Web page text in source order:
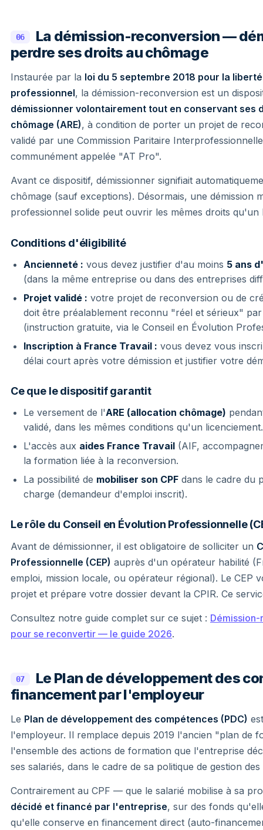
06
La démission-reconversion —
perdre ses droits au chômage
Instaurée par la loi du 5 septembre 2018 pour la
professionnel, la démission-reconversion est un
démissionner volontairement tout en conservant ses
chômage (ARE), à condition de porter un projet de
validé par une Commission Paritaire
communément appelée "AT Pro".
Avant ce dispositif, démissionner signifiait
chômage (sauf exceptions). Désormais, une démission
professionnel solide peut ouvrir les mêmes droits qu'un
Conditions d'éligibilité
Ancienneté : vous devez justifier d'au moins 5 ans
(dans la même entreprise ou dans des entreprises
Projet validé : votre projet de reconversion ou de
doit être préalablement reconnu "réel et sérieux"
(instruction gratuite, via le Conseil en Évolution
Inscription à France Travail : vous devez vous
délai court après votre démission et justifier votre
Ce que le dispositif garantit
Le versement de l'ARE (allocation chômage)
validé, dans les mêmes conditions qu'un licenciement.
L'accès aux aides France Travail (AIF,
la formation liée à la reconversion.
La possibilité de mobiliser son CPF dans le cadre du
charge (demandeur d'emploi inscrit).
Le rôle du Conseil en Évolution Professionnelle
Avant de démissionner, il est obligatoire de solliciter un
Professionnelle (CEP) auprès d'un opérateur habilité
emploi, mission locale, ou opérateur régional). Le CEP
projet et prépare votre dossier devant la CPIR. Ce
Consultez notre guide complet sur ce sujet :
pour se reconvertir — le guide 2026.
07
Le Plan de développement des
financement par l'employeur
Le Plan de développement des compétences (PDC)
l'employeur. Il remplace depuis 2019 l'ancien "plan de
l'ensemble des actions de formation que l'entreprise
ses salariés, dans le cadre de sa politique de gestion
Contrairement au CPF — que le salarié mobilise à sa
décidé et financé par l'entreprise, sur des fonds
qu'elle conserve en financement direct (auto-